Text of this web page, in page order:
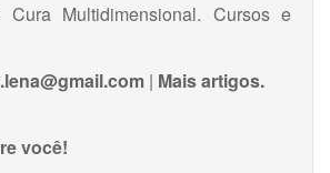
Cura Multidimensional. Cursos e
| Mais artigos.
você!